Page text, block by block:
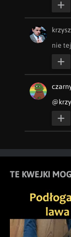
nie
TE KWEJKI